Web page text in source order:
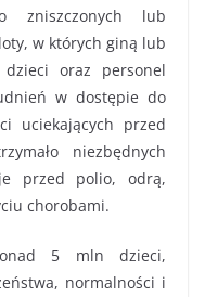
zniszczonych lub
w których giną lub
oraz personel
w dostępie do
uciekających przed
niezbędnych
przed polio, odrą,
chorobami.
5 mln dzieci,
normalności i